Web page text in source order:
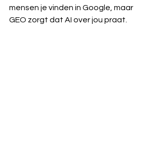
mensen je vinden in Google, maar
GEO zorgt dat AI over jou praat.